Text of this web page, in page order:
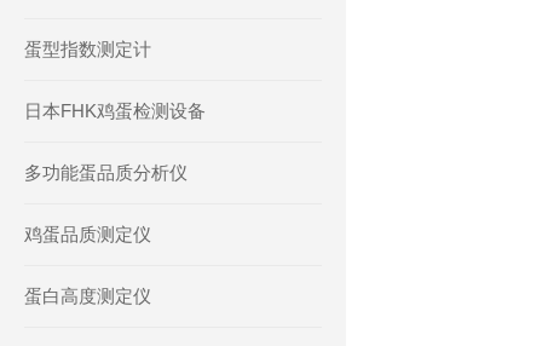
蛋型指数测定计
日本FHK鸡蛋检测设备
多功能蛋品质分析仪
鸡蛋品质测定仪
蛋白高度测定仪